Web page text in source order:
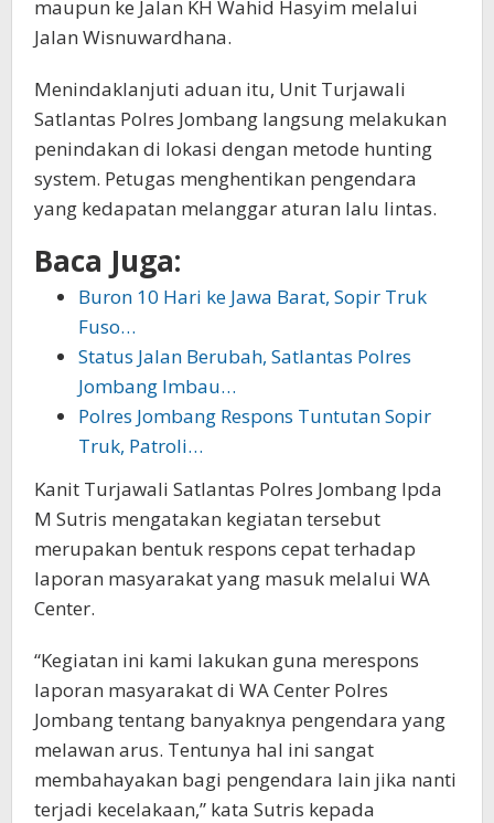
maupun ke Jalan KH Wahid Hasyim melalui
Jalan Wisnuwardhana.
Menindaklanjuti aduan itu, Unit Turjawali
Satlantas Polres Jombang langsung melakukan
penindakan di lokasi dengan metode hunting
system. Petugas menghentikan pengendara
yang kedapatan melanggar aturan lalu lintas.
Baca Juga:
Buron 10 Hari ke Jawa Barat, Sopir Truk
Fuso…
Status Jalan Berubah, Satlantas Polres
Jombang Imbau…
Polres Jombang Respons Tuntutan Sopir
Truk, Patroli…
Kanit Turjawali Satlantas Polres Jombang Ipda
M Sutris mengatakan kegiatan tersebut
merupakan bentuk respons cepat terhadap
laporan masyarakat yang masuk melalui WA
Center.
“Kegiatan ini kami lakukan guna merespons
laporan masyarakat di WA Center Polres
Jombang tentang banyaknya pengendara yang
melawan arus. Tentunya hal ini sangat
membahayakan bagi pengendara lain jika nanti
terjadi kecelakaan,” kata Sutris kepada